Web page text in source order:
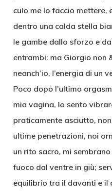
culo me lo faccio mettere,
dentro una calda stella
le gambe dallo sforzo e
entrambi: ma Giorgio non
neanch’io, l’energia di un
Poco dopo l’ultimo
mia vagina, lo sento
praticamente asciutto,
ultime penetrazioni, noi
un rito sacro, mi
fuoco dal ventre in giù;
equilibrio tra il davanti e il